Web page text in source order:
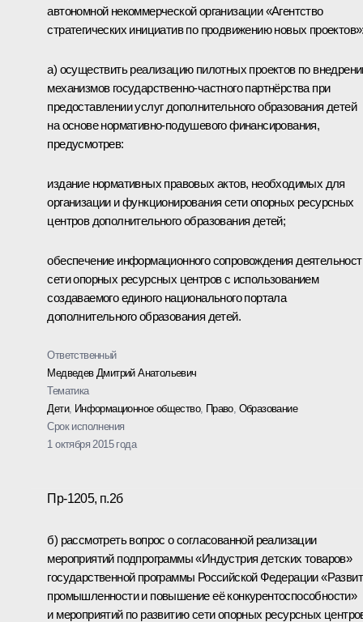
автономной некоммерческой организации «Агентство
стратегических инициатив по продвижению новых
а) осуществить реализацию пилотных проектов по
механизмов государственно-частного партнёрства при
предоставлении услуг дополнительного образования детей
на основе нормативно-подушевого финансирования,
предусмотрев:
издание нормативных правовых актов, необходимых для
организации и функционирования сети опорных ресурсных
центров дополнительного образования детей;
обеспечение информационного сопровождения
сети опорных ресурсных центров с использованием
создаваемого единого национального портала
дополнительного образования детей.
Ответственный
Медведев Дмитрий Анатольевич
Тематика
Дети, Информационное общество, Право, Образование
Срок исполнения
1 октября 2015 года
Пр-1205, п.2б
б) рассмотреть вопрос о согласованной реализации
мероприятий подпрограммы «Индустрия детских товаров»
государственной программы Российской Федерации
промышленности и повышение её конкурентоспособности»
и мероприятий по развитию сети опорных ресурсных